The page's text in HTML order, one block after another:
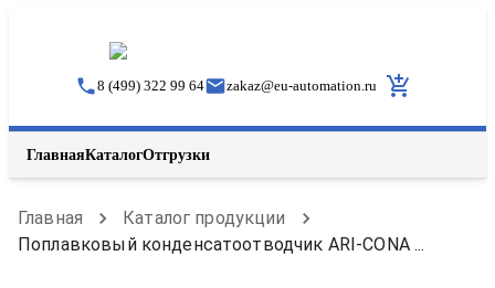
8 (499) 322 99 64 zakaz@eu-automation.ru
ГлавнаяКаталогОтгрузки
Главная
Каталог продукции
Поплавковый конденсатоотводчик ARI-CONA ...